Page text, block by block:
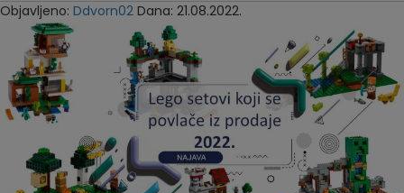
Objavljeno: Ddvorn02 Dana: 21.08.2022.